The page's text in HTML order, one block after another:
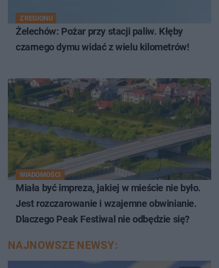
Z REGIONU
Żelechów: Pożar przy stacji paliw. Kłęby
czarnego dymu widać z wielu kilometrów!
WIADOMOŚCI
Miała być impreza, jakiej w mieście nie było.
Jest rozczarowanie i wzajemne obwinianie.
Dlaczego Peak Festiwal nie odbędzie się?
NAJNOWSZE NEWSY: